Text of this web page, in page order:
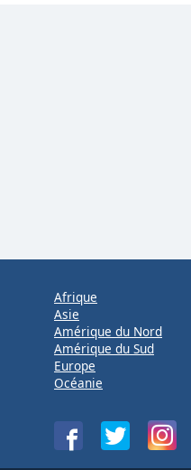
Afrique
Asie
Amérique du Nord
Amérique du Sud
Europe
Océanie